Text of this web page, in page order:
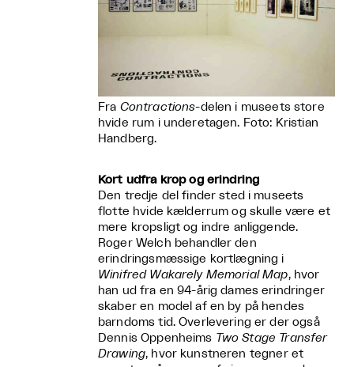
Fra Contractions-delen i museets store
hvide rum i underetagen. Foto: Kristian
Handberg.
Kort udfra krop og erindring
Den tredje del finder sted i museets
flotte hvide kælderrum og skulle være et
mere kropsligt og indre anliggende.
Roger Welch behandler den
erindringsmæssige kortlægning i
Winifred Wakarely Memorial Map, hvor
han ud fra en 94-årig dames erindringer
skaber en model af en by på hendes
barndoms tid. Overlevering er der også
Dennis Oppenheims Two Stage Transfer
Drawing, hvor kunstneren tegner et